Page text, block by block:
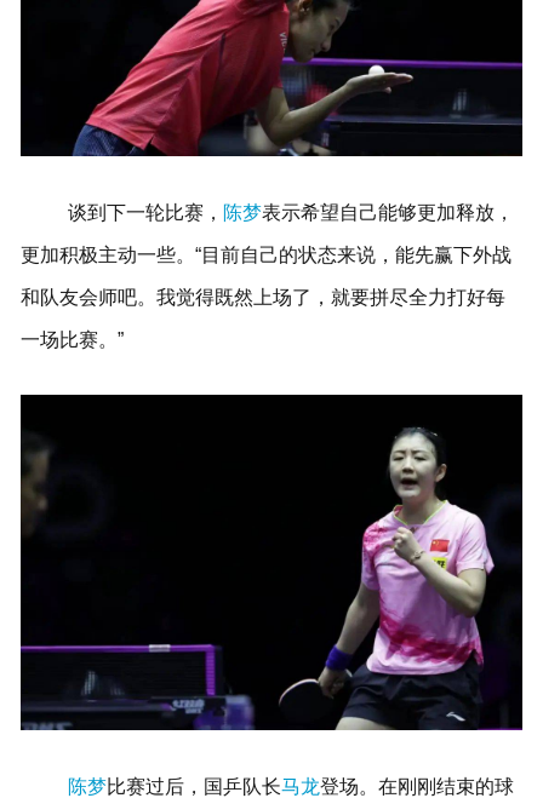
谈到下一轮比赛， 陈梦表示希望自己能够更加释放，
更加积极主动一些。“目前自己的状态来说，能先赢下外战
和队友会师吧。我觉得既然上场了，就要拼尽全力打好每
一场比赛。”
陈梦比赛过后，国乒队长马龙登场。在刚刚结束的球